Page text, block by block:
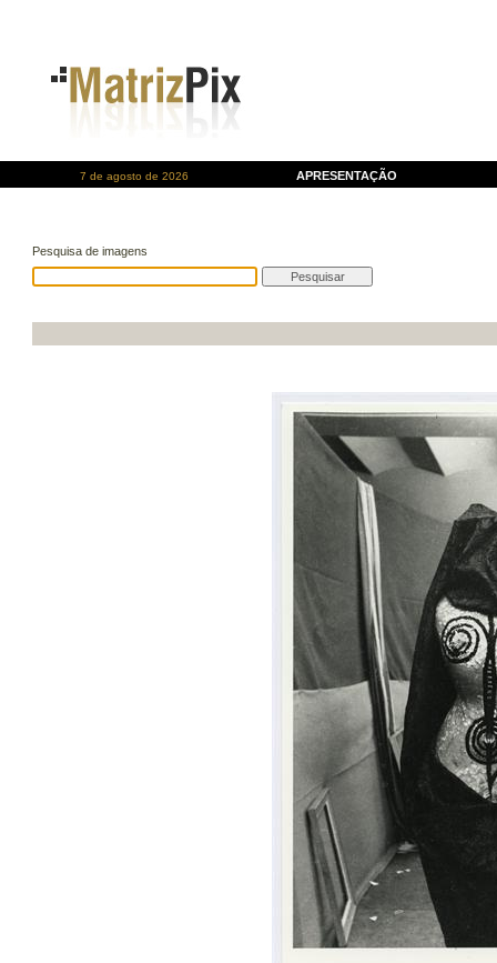
7 de agosto de 2026 APRESENTAÇÃO
Pesquisa de imagens